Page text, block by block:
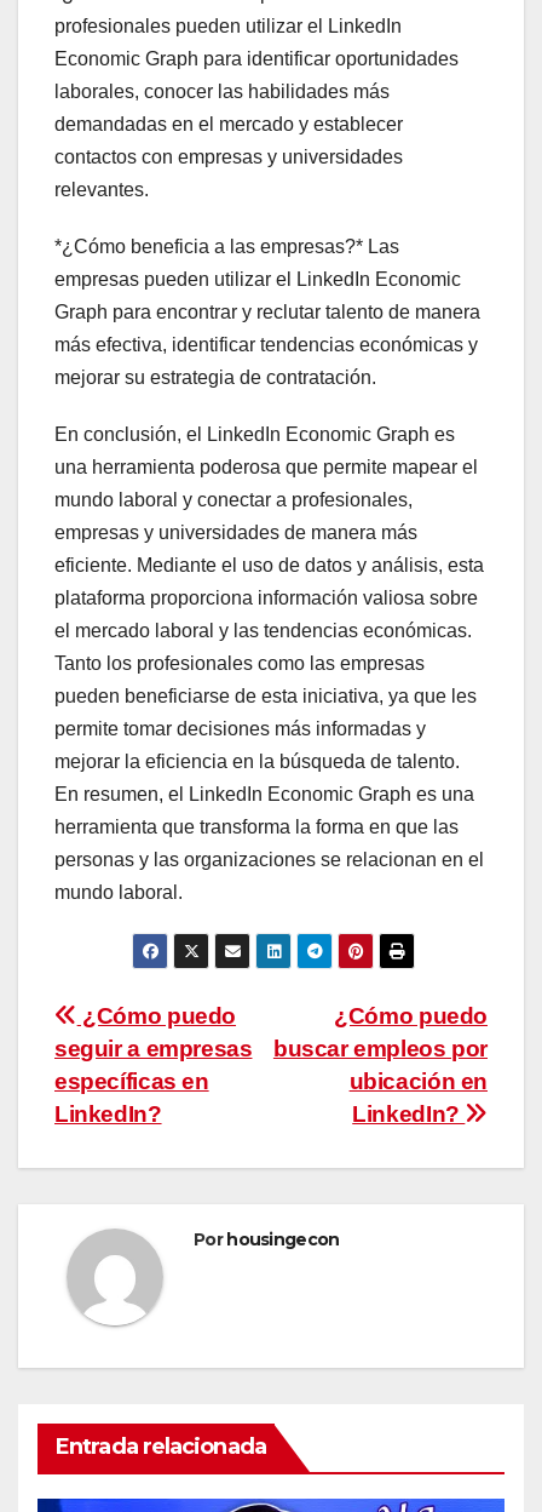
profesionales pueden utilizar el LinkedIn
Economic Graph para identificar oportunidades
laborales, conocer las habilidades más
demandadas en el mercado y establecer
contactos con empresas y universidades
relevantes.
*¿Cómo beneficia a las empresas?* Las
empresas pueden utilizar el LinkedIn Economic
Graph para encontrar y reclutar talento de manera
más efectiva, identificar tendencias económicas y
mejorar su estrategia de contratación.
En conclusión, el LinkedIn Economic Graph es
una herramienta poderosa que permite mapear el
mundo laboral y conectar a profesionales,
empresas y universidades de manera más
eficiente. Mediante el uso de datos y análisis, esta
plataforma proporciona información valiosa sobre
el mercado laboral y las tendencias económicas.
Tanto los profesionales como las empresas
pueden beneficiarse de esta iniciativa, ya que les
permite tomar decisiones más informadas y
mejorar la eficiencia en la búsqueda de talento.
En resumen, el LinkedIn Economic Graph es una
herramienta que transforma la forma en que las
personas y las organizaciones se relacionan en el
mundo laboral.
Navegación
de
entradas
¿Cómo puedo
buscar empleos por
ubicación en
LinkedIn?
¿Cómo puedo
seguir a empresas
específicas en
LinkedIn?
Porhousingecon
Entrada relacionada